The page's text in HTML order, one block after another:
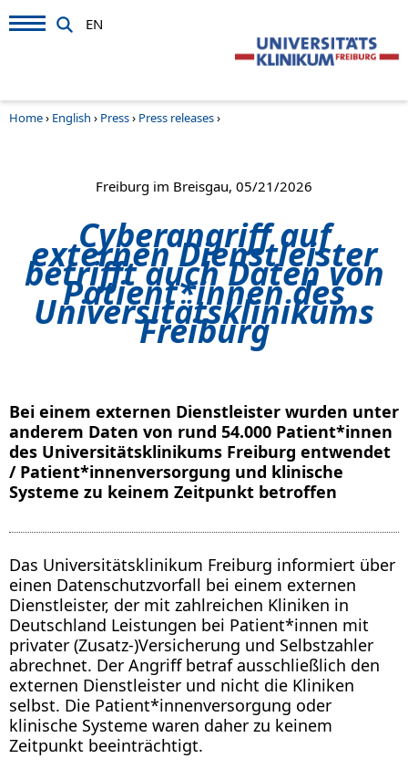
EN
Home› English › Press› Press releases›
Freiburg im Breisgau, 05/21/2026
Cyberangriff auf
externen Dienstleister
betrifft auch Daten von
Patient*innen des
Universitätsklinikums
Freiburg
Bei einem externen Dienstleister wurden unter
anderem Daten von rund 54.000 Patient*innen
des Universitätsklinikums Freiburg entwendet
/ Patient*innenversorgung und klinische
Systeme zu keinem Zeitpunkt betroffen
Das Universitätsklinikum Freiburg informiert über
einen Datenschutzvorfall bei einem externen
Dienstleister, der mit zahlreichen Kliniken in
Deutschland Leistungen bei Patient*innen mit
privater (Zusatz-)Versicherung und Selbstzahler
abrechnet. Der Angriff betraf ausschließlich den
externen Dienstleister und nicht die Kliniken
selbst. Die Patient*innenversorgung oder
klinische Systeme waren daher zu keinem
Zeitpunkt beeinträchtigt.